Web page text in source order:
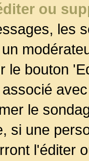
ou
les
le bouton
le
si une
l'éditer